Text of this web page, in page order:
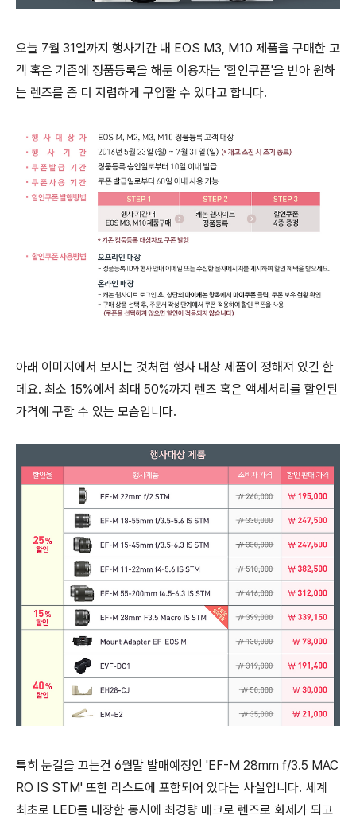
오늘 7월 31일까지 행사기간 내 EOS M3, M10 제품을 구매한 고
객 혹은 기존에 정품등록을 해둔 이용자는 '할인쿠폰'을 받아 원하
는 렌즈를 좀 더 저렴하게 구입할 수 있다고 합니다.
아래 이미지에서 보시는 것처럼 행사 대상 제품이 정해져 있긴 한
데요. 최소 15%에서 최대 50%까지 렌즈 혹은 액세서리를 할인된
가격에 구할 수 있는 모습입니다.
특히 눈길을 끄는건 6월말 발매예정인 'EF-M 28mm f/3.5 MAC
RO IS STM' 또한 리스트에 포함되어 있다는 사실입니다. 세계
최초로 LED를 내장한 동시에 최경량 매크로 렌즈로 화제가 되고